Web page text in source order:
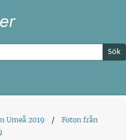
Sök
Umeå 2019
Foton från